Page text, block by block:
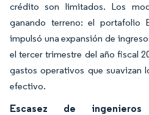
crédito son limitados. Los
ganando terreno: el portafolio
impulsó una expansión de
el tercer trimestre del año fiscal
gastos operativos que suavizan
efectivo.
Escasez de ingenieros